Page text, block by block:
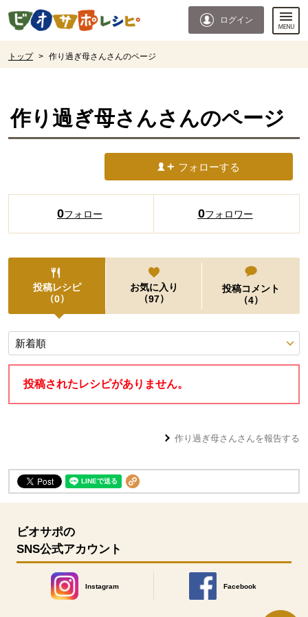
ページの先頭です。
ログイン
トップ > 作り過ぎ母さんさんのページ
作り過ぎ母さんさんのページ
フォローする
0フォロー 0フォロワー
投稿レシピ
（0）
お気に入り
（97）
投稿コメント
（4）
投稿レシピ
投稿されたレシピがありません。
作り過ぎ母さんさんを報告する
ビオサポの
SNS公式アカウント
Instagram
別のウィンドウで開きます。
Facebook
別のウィンドウで開きます